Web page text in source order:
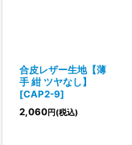
合皮レザー生地【薄
手 紺 ツヤなし】
[CAP2-9]
2,060円(税込)